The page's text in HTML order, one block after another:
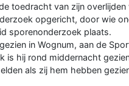
toedracht van zijn
opgericht, door wie
sporenonderzoek plaats.
in Wognum, aan de
is hij rond middernacht
als zij hem hebben